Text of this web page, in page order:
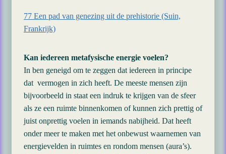
77 Een pad van genezing uit de prehistorie (Suin,
Frankrijk)
Kan iedereen metafysische energie voelen?
In ben geneigd om te zeggen dat iedereen in principe
dat vermogen in zich heeft. De meeste mensen zijn
bijvoorbeeld in staat een indruk te krijgen van de sfeer
als ze een ruimte binnenkomen of kunnen zich prettig of
juist onprettig voelen in iemands nabijheid. Dat heeft
onder meer te maken met het onbewust waarnemen van
energievelden in ruimtes en rondom mensen (aura’s).